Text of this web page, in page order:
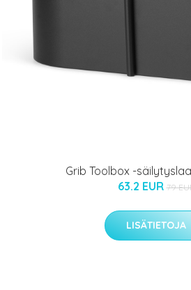
Grib Toolbox -
63.2 EUR 79
LISÄTIETOJA